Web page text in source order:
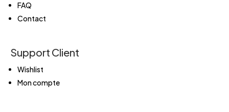
FAQ
Contact
Support Client
Wishlist
Mon compte